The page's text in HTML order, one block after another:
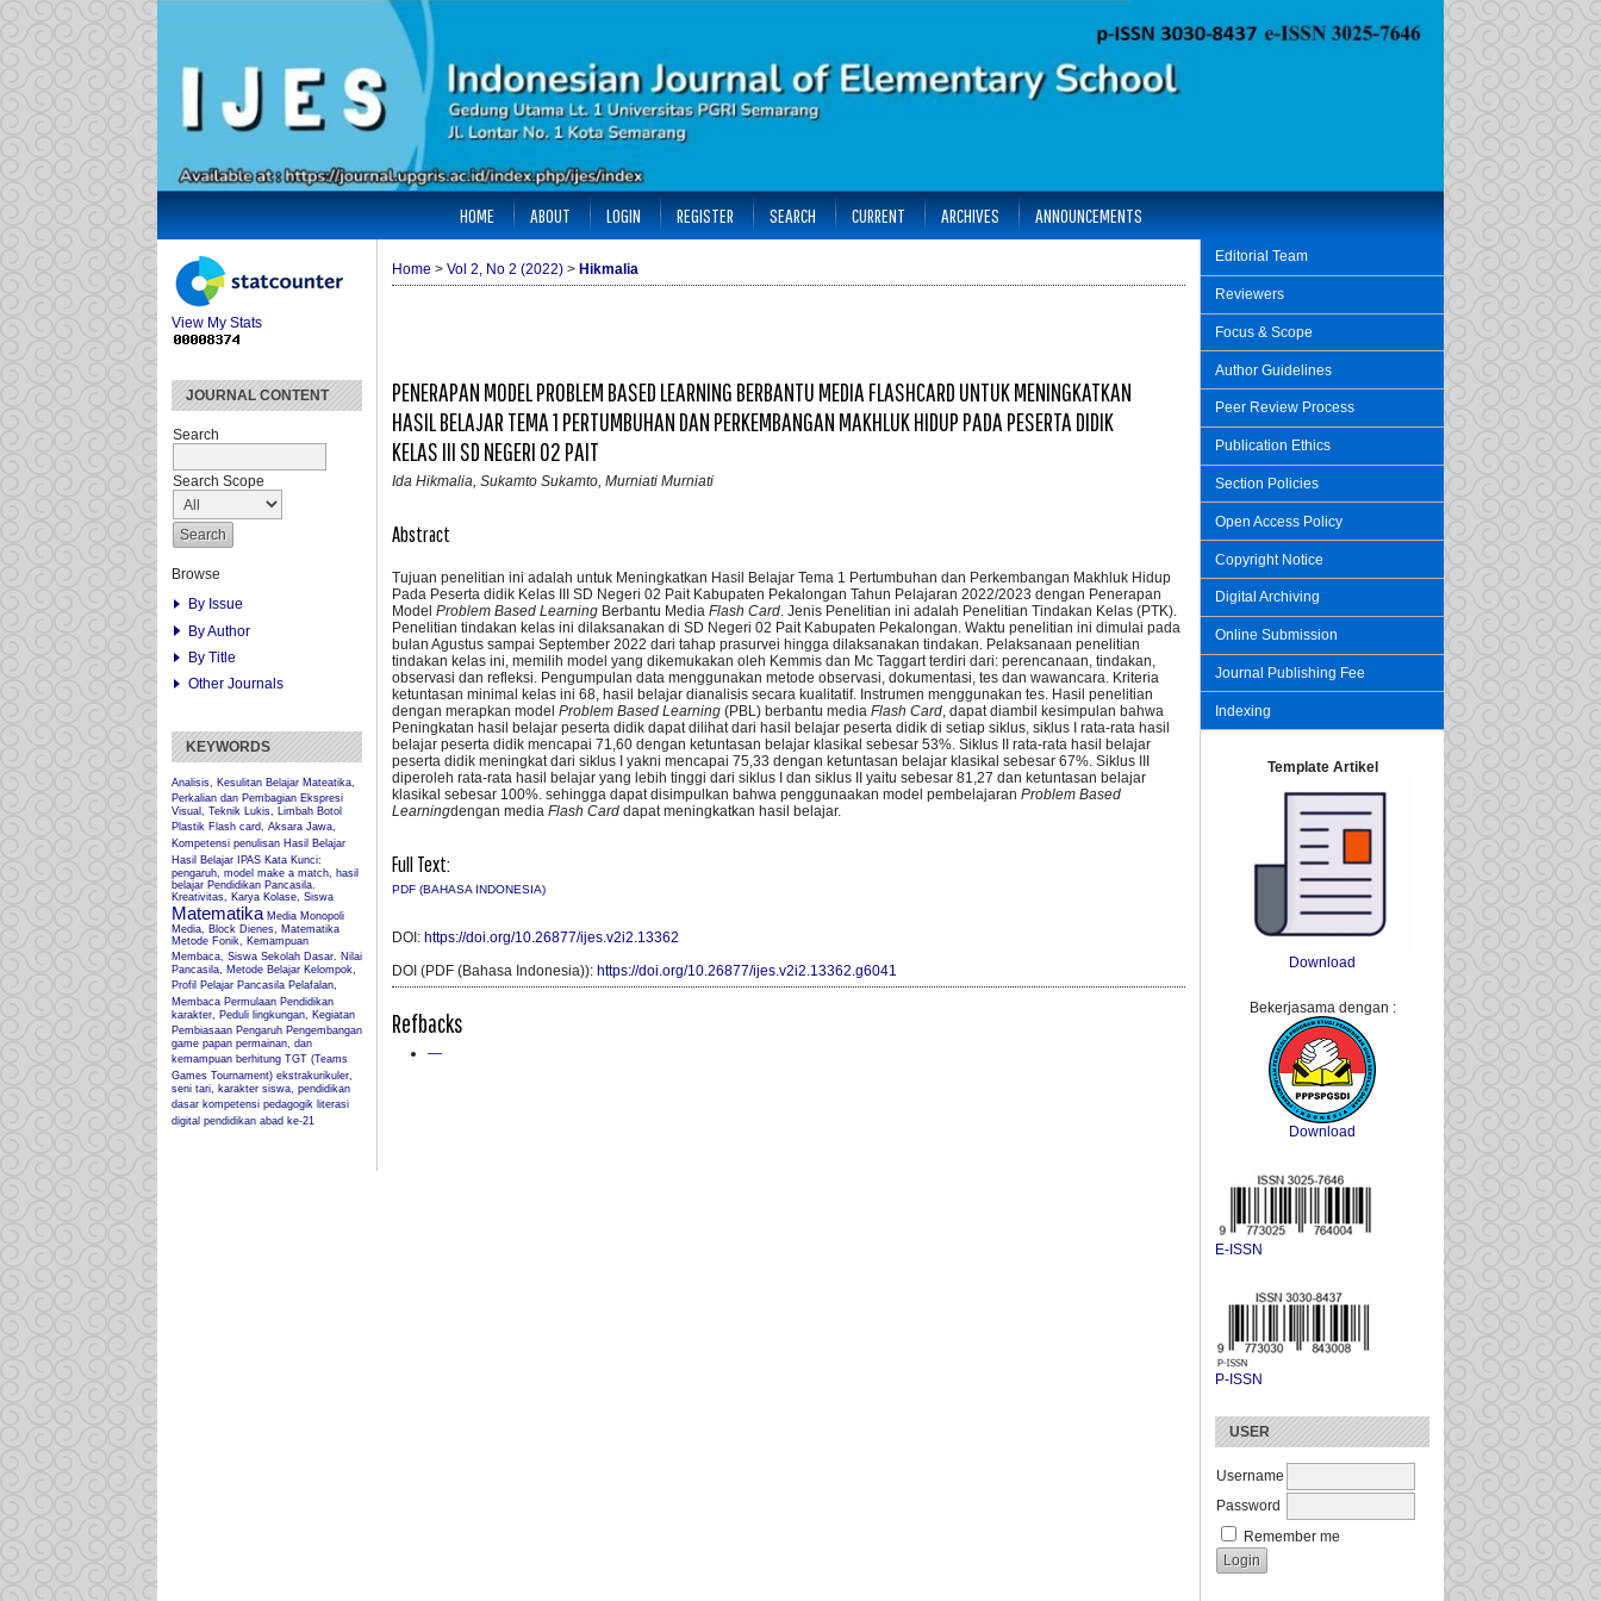
View My Stats
JOURNAL CONTENT
Search
Search Scope
Browse
By Issue
By Author
By Title
Other Journals
KEYWORDS
Analisis, Kesulitan Belajar Mateatika,
Perkalian dan Pembagian Ekspresi
Visual, Teknik Lukis, Limbah Botol
Plastik Flash card, Aksara Jawa,
Kompetensi penulisan Hasil Belajar
Hasil Belajar IPAS Kata Kunci:
pengaruh, model make a match, hasil
belajar Pendidikan Pancasila.
Kreativitas, Karya Kolase, Siswa
Matematika Media Monopoli
Media, Block Dienes, Matematika
Metode Fonik, Kemampuan
Membaca, Siswa Sekolah Dasar. Nilai
Pancasila, Metode Belajar Kelompok,
Profil Pelajar Pancasila Pelafalan,
Membaca Permulaan Pendidikan
karakter, Peduli lingkungan, Kegiatan
Pembiasaan Pengaruh Pengembangan
game papan permainan, dan
kemampuan berhitung TGT (Teams
Games Tournament) ekstrakurikuler,
seni tari, karakter siswa, pendidikan
dasar kompetensi pedagogik literasi
digital pendidikan abad ke-21
Editorial Team
Reviewers
Focus & Scope
Author Guidelines
Peer Review Process
Publication Ethics
Section Policies
Open Access Policy
Copyright Notice
Digital Archiving
Online Submission
Journal Publishing Fee
Indexing
Template Artikel
Download
Bekerjasama dengan :
Download
E-ISSN
P-ISSN
USER
Username
Password
Remember me
HOME ABOUT LOGIN REGISTER SEARCH CURRENT ARCHIVES ANNOUNCEMENTS
Home > Vol 2, No 2 (2022) > Hikmalia
PENERAPAN MODEL PROBLEM BASED LEARNING BERBANTU MEDIA FLASHCARD UNTUK MENINGKATKAN
HASIL BELAJAR TEMA 1 PERTUMBUHAN DAN PERKEMBANGAN MAKHLUK HIDUP PADA PESERTA DIDIK
KELAS III SD NEGERI 02 PAIT
Ida Hikmalia, Sukamto Sukamto, Murniati Murniati
Abstract
Tujuan penelitian ini adalah untuk Meningkatkan Hasil Belajar Tema 1 Pertumbuhan dan Perkembangan Makhluk Hidup
Pada Peserta didik Kelas III SD Negeri 02 Pait Kabupaten Pekalongan Tahun Pelajaran 2022/2023 dengan Penerapan
Model Problem Based Learning Berbantu Media Flash Card . Jenis Penelitian ini adalah Penelitian Tindakan Kelas (PTK).
Penelitian tindakan kelas ini dilaksanakan di SD Negeri 02 Pait Kabupaten Pekalongan. Waktu penelitian ini dimulai pada
bulan Agustus sampai September 2022 dari tahap prasurvei hingga dilaksanakan tindakan. Pelaksanaan penelitian
tindakan kelas ini, memilih model yang dikemukakan oleh Kemmis dan Mc Taggart terdiri dari: perencanaan, tindakan,
observasi dan refleksi. Pengumpulan data menggunakan metode observasi, dokumentasi, tes dan wawancara. Kriteria
ketuntasan minimal kelas ini 68, hasil belajar dianalisis secara kualitatif. Instrumen menggunakan tes. Hasil penelitian
dengan merapkan model Problem Based Learning (PBL) berbantu media Flash Card , dapat diambil kesimpulan bahwa
Peningkatan hasil belajar peserta didik dapat dilihat dari hasil belajar peserta didik di setiap siklus, siklus I rata-rata hasil
belajar peserta didik mencapai 71,60 dengan ketuntasan belajar klasikal sebesar 53%. Siklus II rata-rata hasil belajar
peserta didik meningkat dari siklus I yakni mencapai 75,33 dengan ketuntasan belajar klasikal sebesar 67%. Siklus III
diperoleh rata-rata hasil belajar yang lebih tinggi dari siklus I dan siklus II yaitu sebesar 81,27 dan ketuntasan belajar
klasikal sebesar 100%. sehingga dapat disimpulkan bahwa penggunaakan model pembelajaran Problem Based
Learningdengan media Flash Card dapat meningkatkan hasil belajar.
Full Text:
PDF (BAHASA INDONESIA)
DOI: https://doi.org/10.26877/ijes.v2i2.13362
DOI (PDF (Bahasa Indonesia)): https://doi.org/10.26877/ijes.v2i2.13362.g6041
Refbacks
—